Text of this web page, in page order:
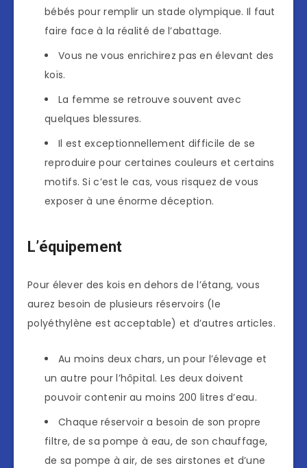
bébés pour remplir un stade olympique. Il faut
faire face à la réalité de l’abattage.
Vous ne vous enrichirez pas en élevant des
koïs.
La femme se retrouve souvent avec
quelques blessures.
Il est exceptionnellement difficile de se
reproduire pour certaines couleurs et certains
motifs. Si c’est le cas, vous risquez de vous
exposer à une énorme déception.
L’équipement
Pour élever des kois en dehors de l’étang, vous
aurez besoin de plusieurs réservoirs (le
polyéthylène est acceptable) et d’autres articles.
Au moins deux chars, un pour l’élevage et
un autre pour l’hôpital. Les deux doivent
pouvoir contenir au moins 200 litres d’eau.
Chaque réservoir a besoin de son propre
filtre, de sa pompe à eau, de son chauffage,
de sa pompe à air, de ses airstones et d’une